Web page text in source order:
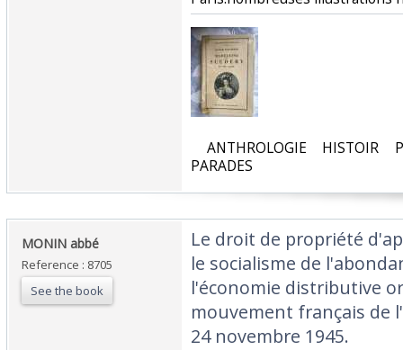
ANTHROLOGIE HISTOIR
PARADES‎
‎MONIN abbé ‎
Reference : 8705
See the book
‎Le droit de propriété
le socialisme de
l'économie distributive
mouvement français de
24 novembre 1945. ‎